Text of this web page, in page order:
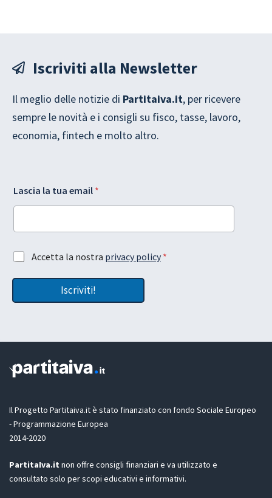
Iscriviti alla Newsletter
Il meglio delle notizie di Partitaiva.it, per ricevere
sempre le novità e i consigli su fisco, tasse, lavoro,
economia, fintech e molto altro.
a
L
i
a
Lascia la tua email *
A
c
t
n
D
P
R
*
Accetta la nostra privacy policy *
Iscriviti!
Il Progetto Partitaiva.it è stato finanziato con fondo Sociale Europeo
- Programmazione Europea
2014-2020
PartitaIva.it non offre consigli finanziari e va utilizzato e
consultato solo per scopi educativi e informativi.